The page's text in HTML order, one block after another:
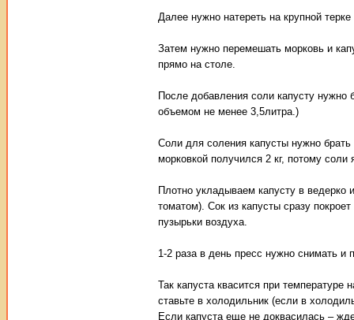
Далее нужно натереть на крупной
Затем нужно перемешать морковь и
прямо на столе.
После добавления соли капусту нужно
объемом не менее 3,5литра.)
Соли для соления капусты нужно
морковкой получился 2 кг, потому
Плотно укладываем капусту в ведерко
томатом). Сок из капусты сразу
пузырьки воздуха.
1-2 раза в день пресс нужно снимать и
Так капуста квасится при температуре
ставьте в холодильник (если в
Если капуста еще не доквасилась –